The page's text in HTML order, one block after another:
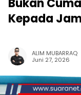
‎Bukan
Kepada
ALIM MUBARRAQ
Juni 27, 2026